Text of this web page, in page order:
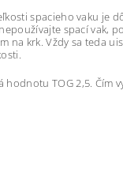
spacieho vaku je
spací vak,
na krk. Vždy sa teda
hodnotu TOG 2,5. Čím